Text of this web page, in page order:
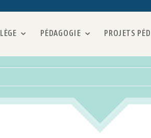
PÉDAGOGIE PROJETS